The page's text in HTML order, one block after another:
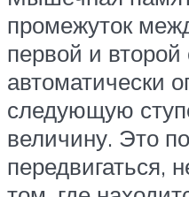
промежуток
первой и второй
автоматически
следующую
величину. Это
передвигаться,